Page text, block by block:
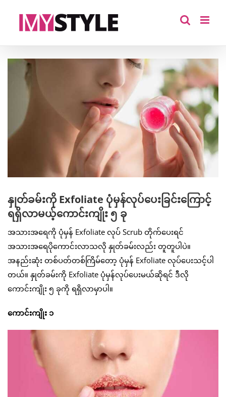
Larger
နှုတ်ခမ်းကို Exfoliate ပုံမှန်လုပ်ပေးခြင်းကြောင့်
ရရှိလာမယ့်ကောင်းကျိုး ၅ ခု
အသားအရေကို ပုံမှန် Exfoliate လုပ် Scrub တိုက်ပေးရင်
အသားအရေပိုကောင်းလာသလို နှုတ်ခမ်းလည်း တူတူပါပဲ။
အနည်းဆုံး တစ်ပတ်တစ်ကြိမ်တော့ ပုံမှန် Exfoliate လုပ်ပေးသင့်ပါ
တယ်။ နှုတ်ခမ်းကို Exfoliate ပုံမှန်လုပ်ပေးမယ်ဆိုရင် ဒီလို
ကောင်းကျိုး ၅ ခုကို ရရှိလာမှာပါ။
ကောင်းကျိုး ၁